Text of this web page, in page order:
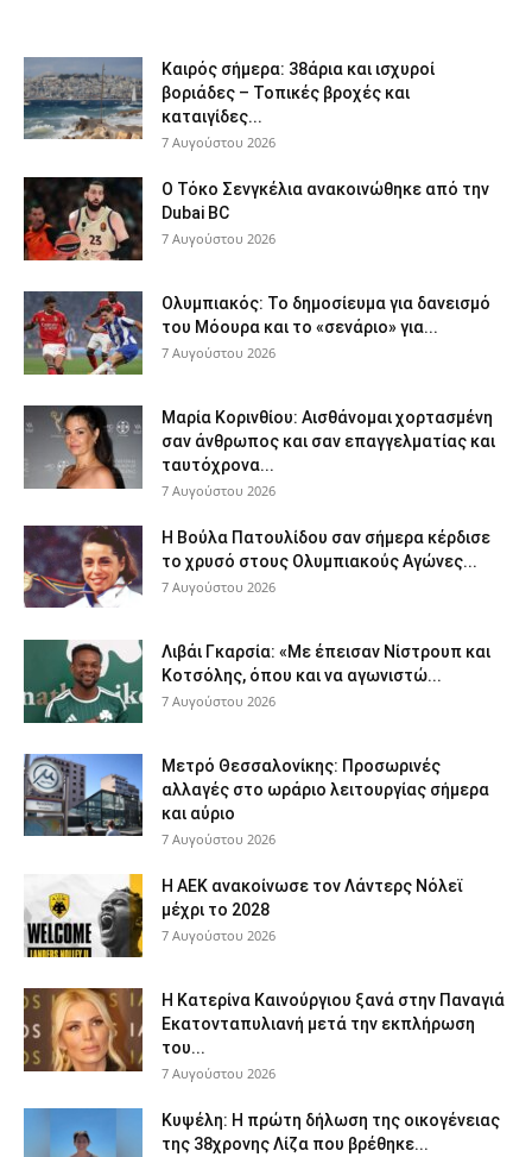
Καιρός σήμερα: 38άρια και ισχυροί
βοριάδες – Τοπικές βροχές και
καταιγίδες...
7 Αυγούστου 2026
Ο Τόκο Σενγκέλια ανακοινώθηκε από την
Dubai BC
7 Αυγούστου 2026
Ολυμπιακός: Το δημοσίευμα για δανεισμό
του Μόουρα και το «σενάριο» για...
7 Αυγούστου 2026
Μαρία Κορινθίου: Αισθάνομαι χορτασμένη
σαν άνθρωπος και σαν επαγγελματίας και
ταυτόχρονα...
7 Αυγούστου 2026
Η Βούλα Πατουλίδου σαν σήμερα κέρδισε
το χρυσό στους Ολυμπιακούς Αγώνες...
7 Αυγούστου 2026
Λιβάι Γκαρσία: «Με έπεισαν Νίστρουπ και
Κοτσόλης, όπου και να αγωνιστώ...
7 Αυγούστου 2026
Μετρό Θεσσαλονίκης: Προσωρινές
αλλαγές στο ωράριο λειτουργίας σήμερα
και αύριο
7 Αυγούστου 2026
Η ΑΕΚ ανακοίνωσε τον Λάντερς Νόλεϊ
μέχρι το 2028
7 Αυγούστου 2026
Η Κατερίνα Καινούργιου ξανά στην Παναγιά
Εκατονταπυλιανή μετά την εκπλήρωση
του...
7 Αυγούστου 2026
Κυψέλη: Η πρώτη δήλωση της οικογένειας
της 38χρονης Λίζα που βρέθηκε...